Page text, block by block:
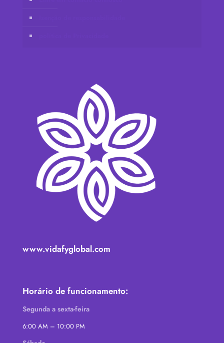
www.vidafyglobal.com
Horário de funcionamento:
Segunda a sexta-feira
6:00 AM – 10:00 PM